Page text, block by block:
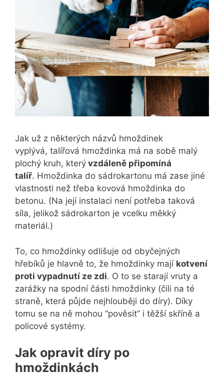
Jak už z některých názvů hmoždinek
vyplývá, talířová hmoždinka má na sobě malý
plochý kruh, který vzdáleně připomíná
talíř. Hmoždinka do sádrokartonu má zase jiné
vlastnosti než třeba kovová hmoždinka do
betonu. (Na její instalaci není potřeba taková
síla, jelikož sádrokarton je vcelku měkký
materiál.)
To, co hmoždinky odlišuje od obyčejných
hřebíků je hlavně to, že hmoždinky mají kotvení
proti vypadnutí ze zdi. O to se starají vruty a
zarážky na spodní části hmoždinky (čili na té
straně, která půjde nejhlouběji do díry). Díky
tomu se na ně mohou “pověsit” i těžší skříně a
policové systémy.
Jak opravit díry po
hmoždinkách